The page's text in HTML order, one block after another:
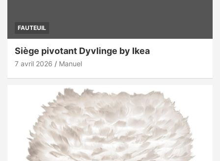
FAUTEUIL
Siège pivotant Dyvlinge by Ikea
7 avril 2026 Manuel